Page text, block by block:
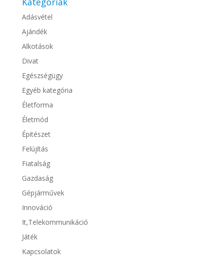
Adásvétel
Ajándék
Alkotások
Divat
Egészségügy
Egyéb kategória
Életforma
Életmód
Épitészet
Felújítás
Fiatalság
Gazdaság
Gépjárművek
Innováció
It,Telekommunikáció
Játék
Kapcsolatok